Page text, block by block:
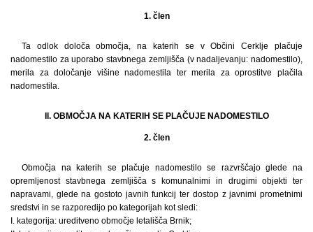
1. člen
Ta odlok določa območja, na katerih se v Občini Cerklje plačuje
nadomestilo za uporabo stavbnega zemljišča (v nadaljevanju: nadomestilo),
merila za določanje višine nadomestila ter merila za oprostitve plačila
nadomestila.
II. OBMOČJA NA KATERIH SE PLAČUJE NADOMESTILO
2. člen
Območja na katerih se plačuje nadomestilo se razvrščajo glede na
opremljenost stavbnega zemljišča s komunalnimi in drugimi objekti ter
napravami, glede na gostoto javnih funkcij ter dostop z javnimi prometnimi
sredstvi in se razporedijo po kategorijah kot sledi:
I. kategorija: ureditveno območje letališča Brnik;